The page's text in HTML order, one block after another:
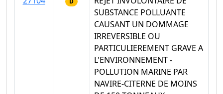
SUBSTANCE POLLUANTE
CAUSANT UN DOMMAGE
IRREVERSIBLE OU
PARTICULIEREMENT GRAVE A
L'ENVIRONNEMENT -
POLLUTION MARINE PAR
NAVIRE-CITERNE DE MOINS